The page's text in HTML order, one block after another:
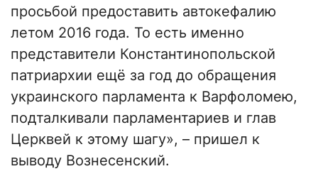
просьбой предоставить автокефалию
летом 2016 года. То есть именно
представители Константинопольской
патриархии ещё за год до обращения
украинского парламента к Варфоломею,
подталкивали парламентариев и глав
Церквей к этому шагу», – пришел к
выводу Вознесенский.